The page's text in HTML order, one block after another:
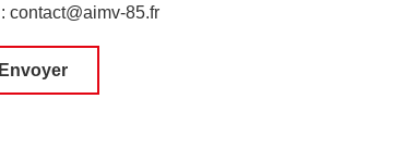
: contact@aimv-85.fr
Envoyer